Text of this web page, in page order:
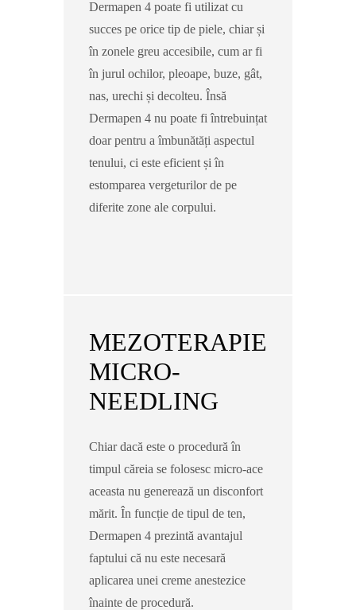
Dermapen 4 poate fi utilizat cu
succes pe orice tip de piele, chiar și
în zonele greu accesibile, cum ar fi
în jurul ochilor, pleoape, buze, gât,
nas, urechi și decolteu. Însă
Dermapen 4 nu poate fi întrebuințat
doar pentru a îmbunătăți aspectul
tenului, ci este eficient și în
estomparea vergeturilor de pe
diferite zone ale corpului.
MEZOTERAPIE
MICRO-
NEEDLING
Chiar dacă este o procedură în
timpul căreia se folosesc micro-ace
aceasta nu generează un disconfort
mărit. În funcție de tipul de ten,
Dermapen 4 prezintă avantajul
faptului că nu este necesară
aplicarea unei creme anestezice
înainte de procedură.